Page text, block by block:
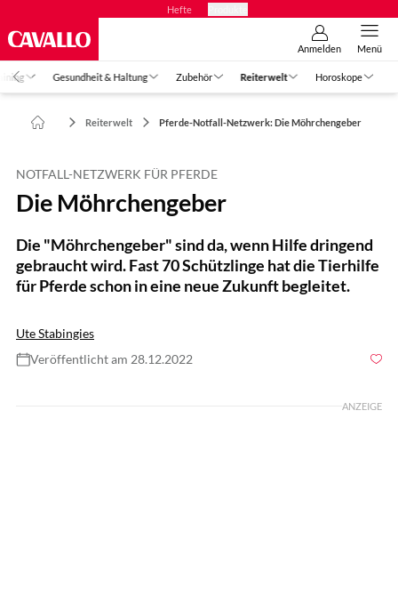
Hefte
Anmelden Menü
Gesundheit & Haltung Zubehör Reiterwelt Horoskope
Reiterwelt Pferde-Notfall-Netzwerk: Die Möhrchengeber
NOTFALL-NETZWERK FÜR PFERDE
Die Möhrchengeber
Die "Möhrchengeber" sind da, wenn Hilfe dringend
gebraucht wird. Fast 70 Schützlinge hat die Tierhilfe
für Pferde schon in eine neue Zukunft begleitet.
Ute Stabingies
Veröffentlicht am 28.12.2022
ANZEIGE